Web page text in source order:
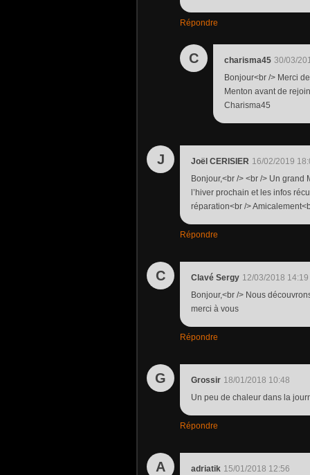
Répondre
C charisma45 30/03/
Bonjour<br /> Merci
Menton avant de
Charisma45
J Joël CERISIER 16/02/2019
Bonjour,<br /> <br /> Un
l’hiver prochain et les infos
réparation<br />
Répondre
C Clavé Sergy 12/03/2018 14:19
Bonjour,<br /> Nous
merci à vous
Répondre
G Grossir 18/01/2018 10:48
Un peu de chaleur dans la
Répondre
A adriatik 15/01/2018 12:56